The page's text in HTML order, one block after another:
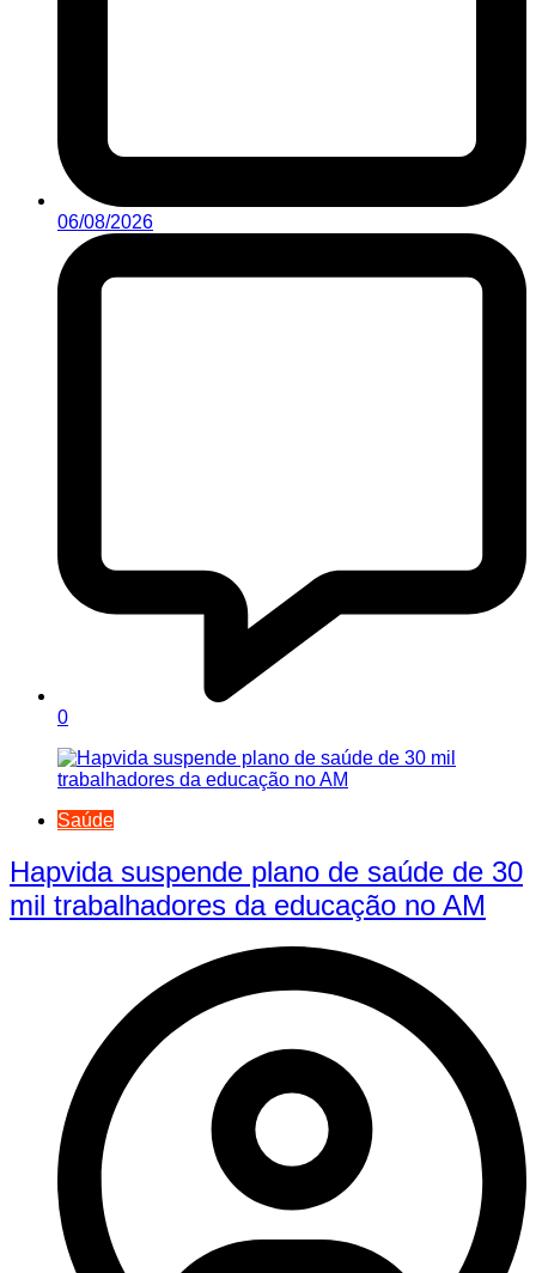
06/08/2026
0
Saúde
Hapvida suspende plano de saúde de 30
mil trabalhadores da educação no AM